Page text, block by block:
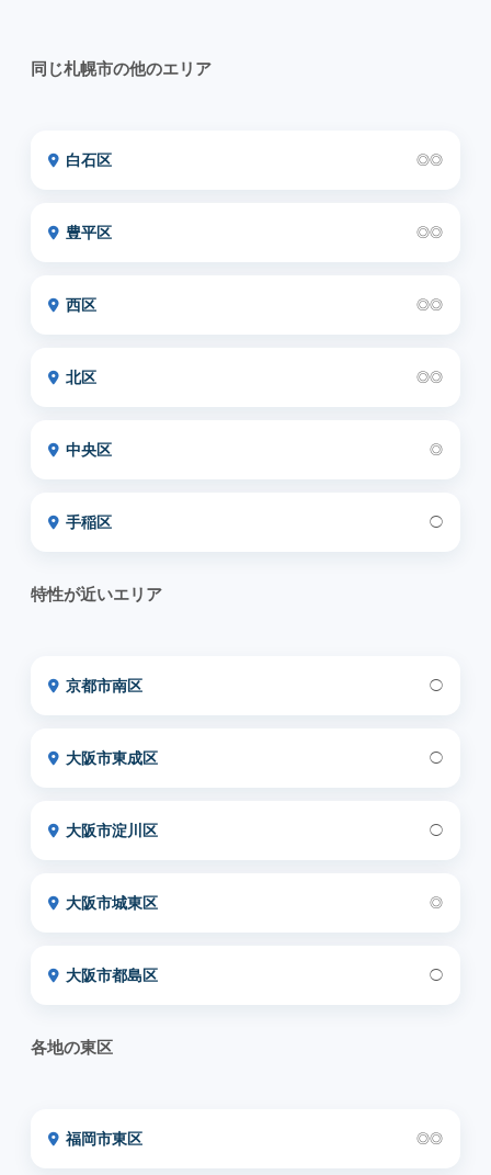
同じ札幌市の他のエリア
白石区 ◎◎
豊平区 ◎◎
西区 ◎◎
北区 ◎◎
中央区 ◎
手稲区 ◯
特性が近いエリア
京都市南区 ◯
大阪市東成区 ◯
大阪市淀川区 ◯
大阪市城東区 ◎
大阪市都島区 ◯
各地の東区
福岡市東区 ◎◎